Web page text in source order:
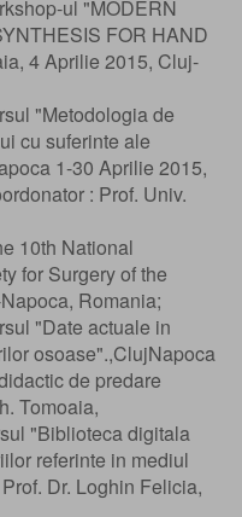
ul "MODERN
FOR HAND
4 Aprilie 2015, Cluj-
"Metodologia de
cu suferinte ale
1-30 Aprilie 2015,
: Prof. Univ.
10th National
for Surgery of the
Romania;
"Date actuale in
osoase".,ClujNapoca
de predare
Tomoaia,
"Biblioteca digitala
referinte in mediul
Dr. Loghin Felicia,